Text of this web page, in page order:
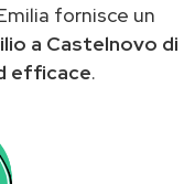
fornisce un
a Castelnovo di
efficace.